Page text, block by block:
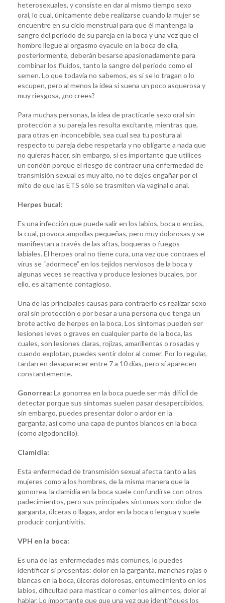
heterosexuales, y consiste en dar al mismo tiempo sexo
oral, lo cual, únicamente debe realizarse cuando la mujer se
encuentre en su ciclo menstrual para que él mantenga la
sangre del periodo de su pareja en la boca y una vez que el
hombre llegue al orgasmo eyacule en la boca de ella,
posteriormente, deberán besarse apasionadamente para
combinar los fluidos, tanto la sangre del periodo como el
semen. Lo que todavía no sabemos, es si se lo tragan o lo
escupen, pero al menos la idea sí suena un poco asquerosa y
muy riesgosa, ¿no crees?
Para muchas personas, la idea de practicarle sexo oral sin
protección a su pareja les resulta excitante, mientras que,
para otras en inconcebible, sea cual sea tu postura al
respecto tu pareja debe respetarla y no obligarte a nada que
no quieras hacer, sin embargo, sí es importante que utilices
un condón porque el riesgo de contraer una enfermedad de
transmisión sexual es muy alto, no te dejes engañar por el
mito de que las ETS sólo se trasmiten vía vaginal o anal.
Herpes bucal:
Es una infección que puede salir en los labios, boca o encías,
la cual, provoca ampollas pequeñas, pero muy dolorosas y se
manifiestan a través de las aftas, boqueras o fuegos
labiales. El herpes oral no tiene cura, una vez que contraes el
virus se “adormece” en los tejidos nerviosos de la boca y
algunas veces se reactiva y produce lesiones bucales, por
ello, es altamente contagioso.
Una de las principales causas para contraerlo es realizar sexo
oral sin protección o por besar a una persona que tenga un
brote activo de herpes en la boca. Los síntomas pueden ser
lesiones leves o graves en cualquier parte de la boca, las
cuales, son lesiones claras, rojizas, amarillentas o rosadas y
cuando explotan, puedes sentir dolor al comer. Por lo regular,
tardan en desaparecer entre 7 a 10 días, pero sí aparecen
constantemente.
Gonorrea: La gonorrea en la boca puede ser más difícil de
detectar porque sus síntomas suelen pasar desapercibidos,
sin embargo, puedes presentar dolor o ardor en la
garganta, así como una capa de puntos blancos en la boca
(como algodoncillo).
Clamidia:
Esta enfermedad de transmisión sexual afecta tanto a las
mujeres como a los hombres, de la misma manera que la
gonorrea, la clamidia en la boca suele confundirse con otros
padecimientos, pero sus principales síntomas son: dolor de
garganta, úlceras o llagas, ardor en la boca o lengua y suele
producir conjuntivitis.
VPH en la boca:
Es una de las enfermedades más comunes, lo puedes
identificar si presentas: dolor en la garganta, manchas rojas o
blancas en la boca, úlceras dolorosas, entumecimiento en los
labios, dificultad para masticar o comer los alimentos, dolor al
hablar. Lo importante que que una vez que identifiques los